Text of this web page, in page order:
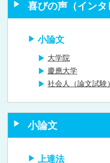
喜びの声（インタ
小論文
大学院
慶應大学
社会人（論文試験）
小論文
上達法